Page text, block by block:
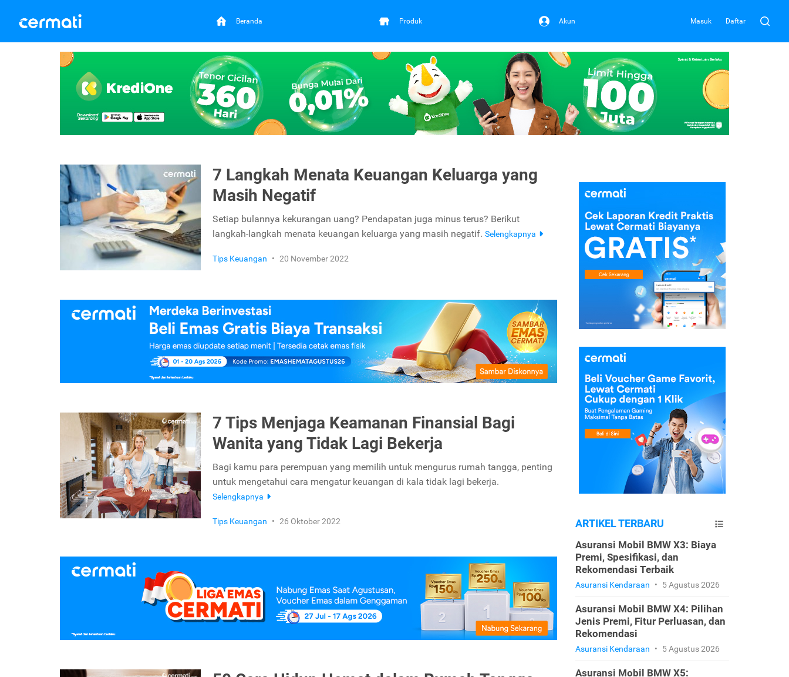
Beranda Produk Akun Masuk Daftar
7 Langkah Menata Keuangan Keluarga yang
Masih Negatif
Setiap bulannya kekurangan uang? Pendapatan juga minus terus? Berikut
langkah-langkah menata keuangan keluarga yang masih negatif. Selengkapnya
Tips Keuangan • 20 November 2022
7 Tips Menjaga Keamanan Finansial Bagi
Wanita yang Tidak Lagi Bekerja
Bagi kamu para perempuan yang memilih untuk mengurus rumah tangga, penting
untuk mengetahui cara mengatur keuangan di kala tidak lagi bekerja.
Selengkapnya
Tips Keuangan • 26 Oktober 2022 ARTIKEL TERBARU
Asuransi Mobil BMW X3: Biaya
Premi, Spesifikasi, dan
Rekomendasi Terbaik
Asuransi Kendaraan • 5 Agustus 2026
Asuransi Mobil BMW X4: Pilihan
Jenis Premi, Fitur Perluasan, dan
Rekomendasi
Asuransi Kendaraan • 5 Agustus 2026
Asuransi Mobil BMW X5: